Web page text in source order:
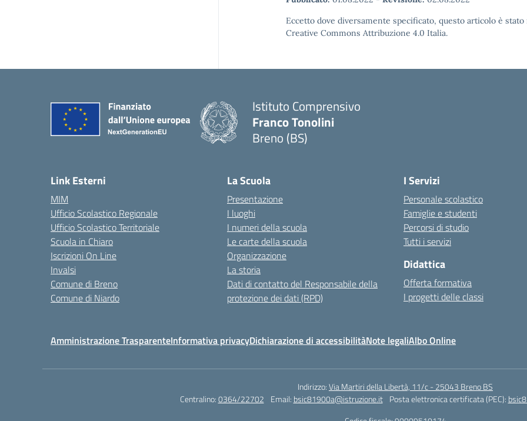
Eccetto dove diversamente specificato, questo articolo è
Creative Commons Attribuzione 4.0 Italia.
Istituto Comprensivo
Franco Tonolini
Breno (BS)
Link Esterni
MIM
Ufficio Scolastico Regionale
Ufficio Scolastico Territoriale
Scuola in Chiaro
Iscrizioni On Line
Invalsi
Comune di Breno
Comune di Niardo
La Scuola
Presentazione
I luoghi
I numeri della scuola
Le carte della scuola
Organizzazione
La storia
Dati di contatto del Responsabile della
protezione dei dati (RPD)
I Servizi
Personale scolastico
Famiglie e studenti
Percorsi di studio
Tutti i servizi
Didattica
Offerta formativa
I progetti delle classi
Amministrazione TrasparenteInformativa privacyDichiarazione di accessibilitàNote legaliAlbo Online
Indirizzo:Via Martiri della Libertà, 11/c - 25043 Breno BS
Centralino:0364/22702 Email: bsic81900a@istruzione.it Posta elettronica certificata (PEC):